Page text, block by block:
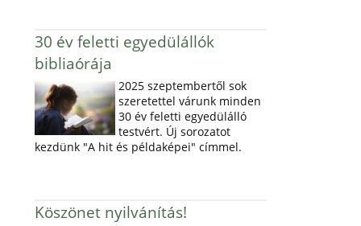
30 év feletti egyedülállók
bibliaórája
2025 szeptembertől sok
szeretettel várunk minden
30 év feletti egyedülálló
testvért. Új sorozatot
kezdünk "A hit és példaképei" címmel.
Köszönet nyilvánítás!